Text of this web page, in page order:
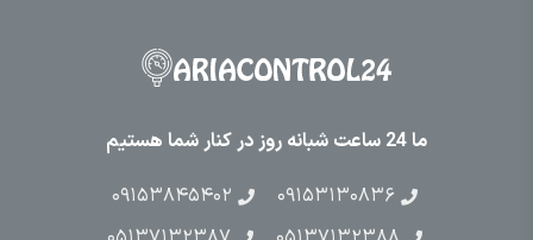
ما 24 ساعت شبانه روز در کنار شما هستیم
۰۹۱۵۳۱۳۰۸۳۶
۰۹۱۵۳۸۴۵۴۰۲